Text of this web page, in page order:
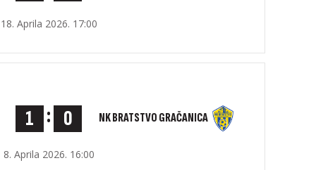
18. Aprila 2026. 17:00
1 : 0 NK BRATSTVO GRAČANICA
8. Aprila 2026. 16:00